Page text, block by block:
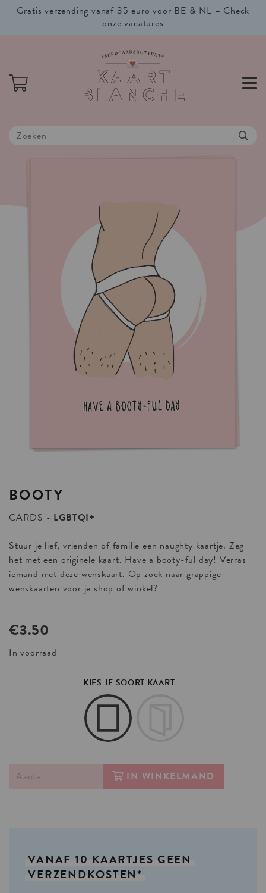
Gratis verzending vanaf 35 euro voor BE & NL – Check
onzevacatures
BOOTY
CARDS
LGBTQI+
Stuur je lief, vrienden of familie een naughty kaartje. Zeg
het met een originele kaart. Have a booty-ful day! Verras
iemand met deze wenskaart. Op zoek naar grappige
wenskaarten voor je shop of winkel?
€3.50
In voorraad
KIES JE SOORT KAART
IN WINKELMAND
VANAF 10 KAARTJES GEEN
VERZENDKOSTEN*